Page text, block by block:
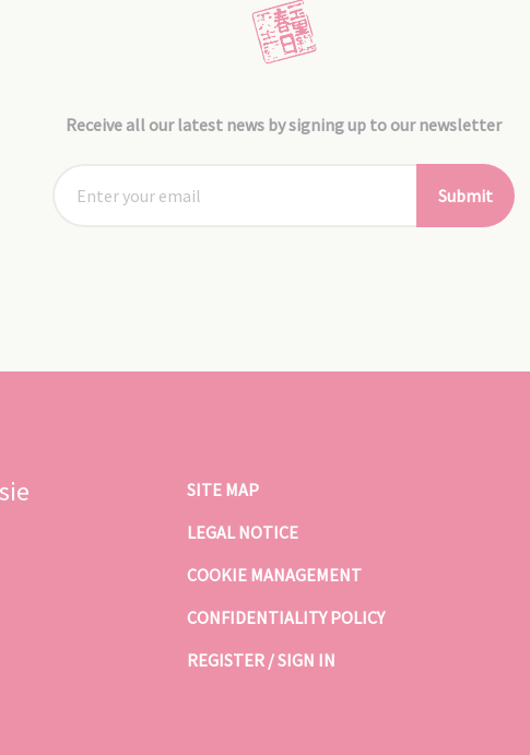
Receive all our latest news by signing up to our newsletter
Submit
SITE MAP
LEGAL NOTICE
COOKIE MANAGEMENT
CONFIDENTIALITY POLICY
REGISTER / SIGN IN